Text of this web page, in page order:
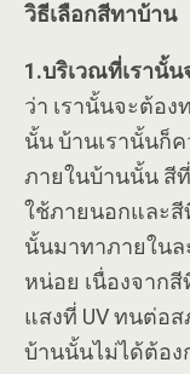
วิธีเลือกสีทาบ้าน
1.บริเวณที่เรานั้
ว่า เรานั้นจะต้อง
นั้น บ้านเรานั้นก็
ภายในบ้านนั้น สี
ใช้ภายนอกและสี
นั้นมาทาภายในล
หน่อย เนื่องจาก
แสงที่ UV ทนต่อ
บ้านนั้นไม่ได้ต้อง